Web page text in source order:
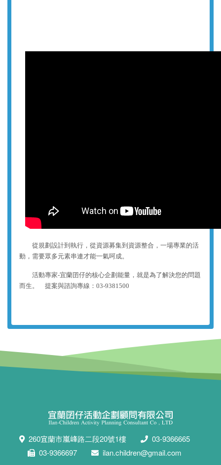
從規劃設計到執行，從資源募集到資源整合，一場專業的活
動，需要眾多元素串連才能一氣呵成。
活動專家-宜蘭囝仔的核心企劃能量，就是為了解決您的問題
而生。 提案與諮詢專線：03-9381500
260宜蘭市嵐峰路二段20號1樓
03-9366665
03-9366697
ilan.children@gmail.com